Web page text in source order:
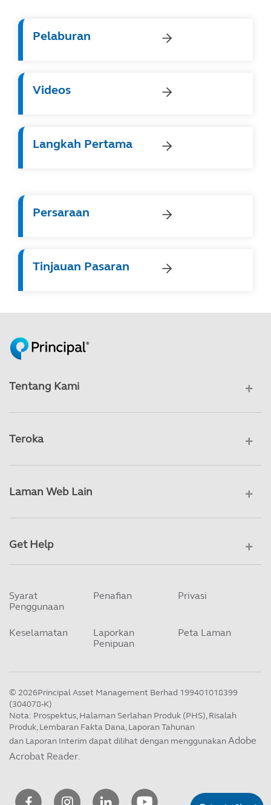
Pelaburan
Videos
Langkah Pertama
Persaraan
Tinjauan Pasaran
Tentang Kami
Teroka
Laman Web Lain
Get Help
Syarat
Penggunaan
Penafian Privasi
Keselamatan
Laporkan
Penipuan
Peta Laman
© 2026Principal Asset Management Berhad 199401018399
(304078-K)
Nota: Prospektus, Halaman Serlahan Produk (PHS), Risalah
Produk, Lembaran Fakta Dana, Laporan Tahunan
dan Laporan Interim dapat dilihat dengan menggunakanAdobe
Acrobat Reader.